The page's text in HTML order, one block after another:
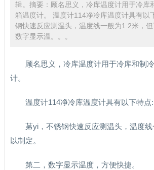
辑。摘要：顾名思义，冷库温度计用于冷库
箱温度计。 温度计114净冷库温度计具有以
钢快速反应测温头，温度线一般为1.2米，但
数字显示温。。。
顾名思义，冷库温度计用于冷库和制
计。
温度计114净冷库温度计具有以下特点:
苐yi，不锈钢快速反应测温头，温度
以制定。
第二，数字显示温度，方便快捷。